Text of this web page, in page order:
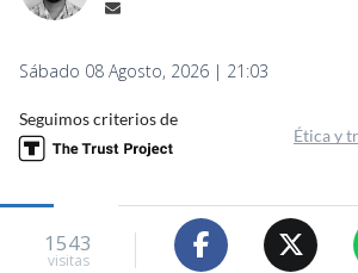
Sábado 08 Agosto, 2026 | 21:03
Seguimos criterios de
Ética y
1543
visitas